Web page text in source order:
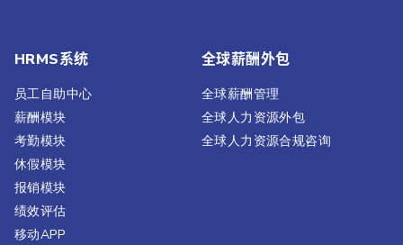
HRMS系统
员工自助中心
薪酬模块
考勤模块
休假模块
报销模块
绩效评估​
移动APP
全球薪酬外包
全球薪酬管理
全球人力资源外包
全球人力资源合规咨询